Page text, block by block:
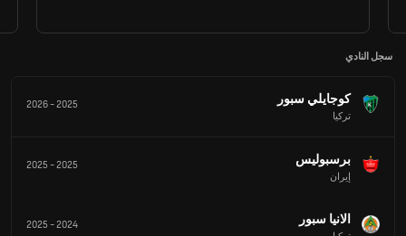
سجل النادي
كوجايلي سبور
تركيا
2025
-
2026
برسبوليس
إيران
2025
-
2025
الانيا سبور 2024
-
2025